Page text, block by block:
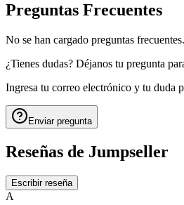
Preguntas Frecuentes
No se han cargado preguntas frecuentes.
¿Tienes dudas? Déjanos tu pregunta
Ingresa tu correo electrónico y tu duda
Enviar pregunta
Reseñas de Jumpseller
Escribir reseña
A